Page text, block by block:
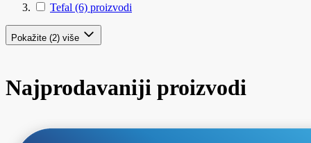
Tefal (6) proizvodi
Pokažite (2) više
Najprodavaniji proizvodi